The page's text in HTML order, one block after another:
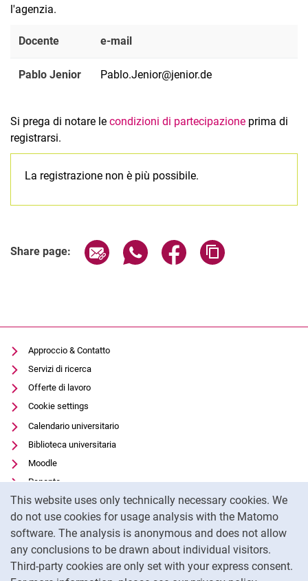
This website uses only technically necessary cookies. We
do not use cookies for usage analysis with the Matomo
software. The analysis is anonymous and does not allow
any conclusions to be drawn about individual visitors.
Third-party cookies are only set with your express consent.
l'agenzia.
Docente e-mail
Pablo Jenior Pablo.Jenior@jenior.de
Si prega di notare le condizioni di partecipazione prima di
registrarsi.
La registrazione non è più possibile.
Share page: Share page via email
Share page via WhatsApp
Share page via
Approccio & Contatto
Servizi di ricerca
Offerte di lavoro
Cookie settings
Calendario universitario
Biblioteca universitaria
Moodle
Panopto
Protezione dei dati
Accessibilità
Utilizzo trasparente dell'intelligenza artificiale